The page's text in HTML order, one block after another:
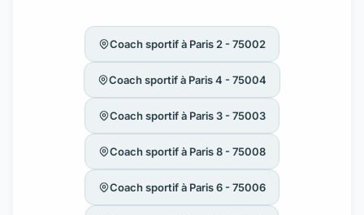
Coach sportif à Paris 2 - 75002
Coach sportif à Paris 4 - 75004
Coach sportif à Paris 3 - 75003
Coach sportif à Paris 8 - 75008
Coach sportif à Paris 6 - 75006